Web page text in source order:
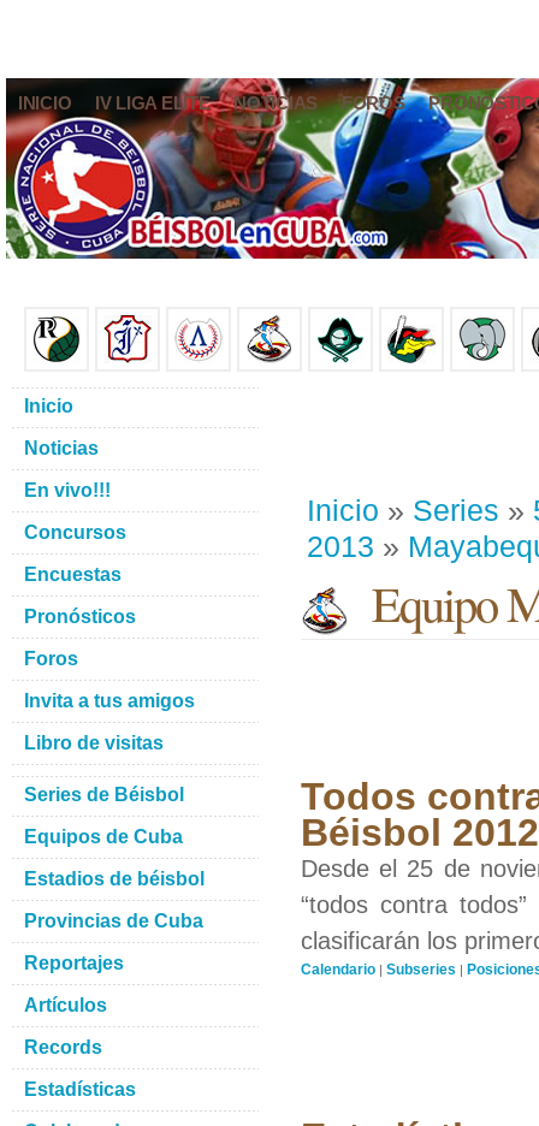
INICIO IV LIGA ELITE NOTICIAS FOROS
Inicio » Series »
2013 »
Equipo
Todos
Béisbol
Desde el 25 de
“todos contra
clasificarán los
Calendario | Subseries |
Inicio
Noticias
En vivo!!!
Concursos
Encuestas
Pronósticos
Foros
Invita a tus amigos
Libro de visitas
Series de Béisbol
Equipos de Cuba
Estadios de béisbol
Provincias de Cuba
Reportajes
Artículos
Records
Estadísticas